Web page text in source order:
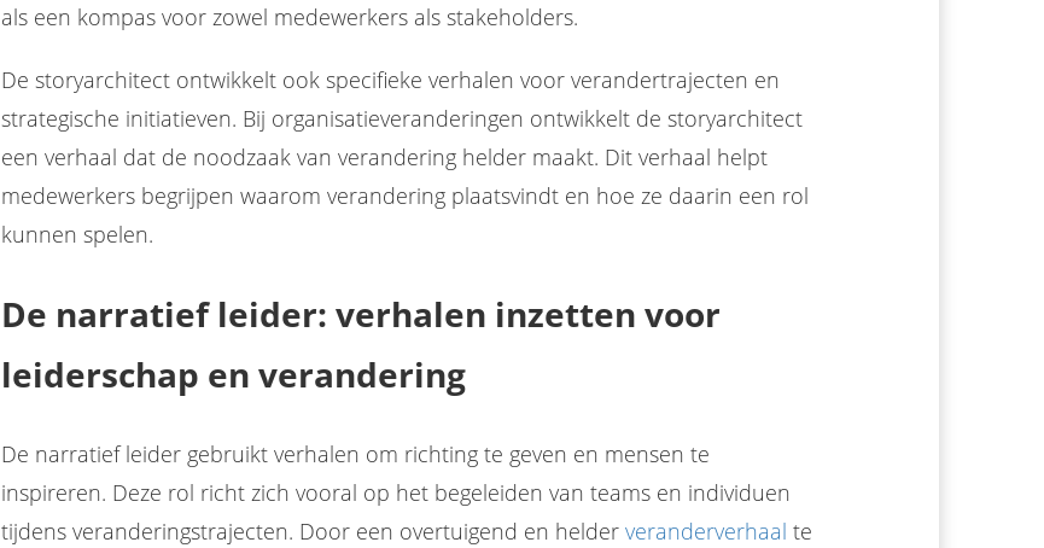
als een kompas voor zowel medewerkers als stakeholders.
De storyarchitect ontwikkelt ook specifieke verhalen voor verandertrajecten en
strategische initiatieven. Bij organisatieveranderingen ontwikkelt de storyarchitect
een verhaal dat de noodzaak van verandering helder maakt. Dit verhaal helpt
medewerkers begrijpen waarom verandering plaatsvindt en hoe ze daarin een rol
kunnen spelen.
De narratief leider: verhalen inzetten voor
leiderschap en verandering
De narratief leider gebruikt verhalen om richting te geven en mensen te
inspireren. Deze rol richt zich vooral op het begeleiden van teams en individuen
tijdens veranderingstrajecten. Door een overtuigend en helder veranderverhaal te